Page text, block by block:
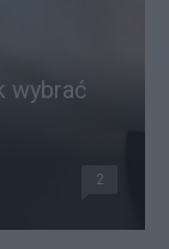
wybrać
2